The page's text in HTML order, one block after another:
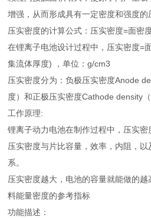
增强，从而形成具有一定密度和强度的
压实密度的计算公式：压实密度=面密
在锂离子电池设计过程中，压实密度=
集流体厚度) ，单位：g/cm3
压实密度分为：负极压实密度Anode
度）和正极压实密度Cathode density
工作原理:
锂离子动力电池在制作过程中，压实密
压实密度与片比容量，效率，内阻，
系。
压实密度越大，电池的容量就能做的
料能量密度的参考指标
功能描述：